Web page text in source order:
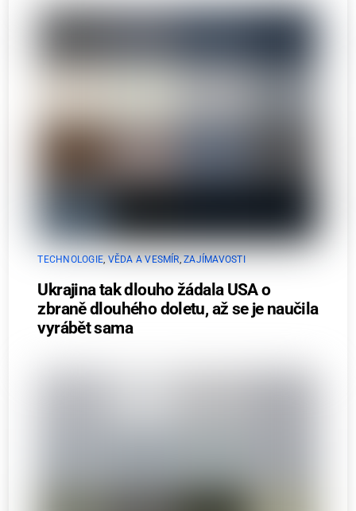
TECHNOLOGIE VĚDA A VESMÍR ,ZAJÍMAVOSTI
Ukrajina tak dlouho žádala USA o
zbraně dlouhého doletu, až se je naučila
vyrábět sama